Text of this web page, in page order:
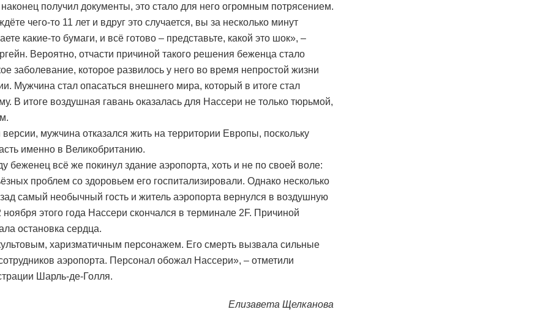
получил документы, это стало для него огромным потрясением.
чего-то 11 лет и вдруг это случается, вы за несколько минут
какие-то бумаги, и всё готово – представьте, какой это шок», –
Вероятно, отчасти причиной такого решения беженца стало
заболевание, которое развилось у него во время непростой жизни
Мужчина стал опасаться внешнего мира, который в итоге стал
В итоге воздушная гавань оказалась для Нассери не только тюрьмой,
версии, мужчина отказался жить на территории Европы, поскольку
именно в Великобританию.
беженец всё же покинул здание аэропорта, хоть и не по своей воле:
проблем со здоровьем его госпитализировали. Однако несколько
самый необычный гость и житель аэропорта вернулся в воздушную
ноября этого года Нассери скончался в терминале 2F. Причиной
остановка сердца.
харизматичным персонажем. Его смерть вызвала сильные
аэропорта. Персонал обожал Нассери», – отметили
Шарль-де-Голля.
Елизавета Щелканова